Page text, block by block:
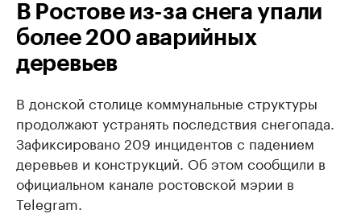
В Ростове из-за снега упали
более 200 аварийных
деревьев
В донской столице коммунальные структуры
продолжают устранять последствия снегопада.
Зафиксировано 209 инцидентов с падением
деревьев и конструкций. Об этом сообщили в
официальном канале ростовской мэрии в
Telegram.